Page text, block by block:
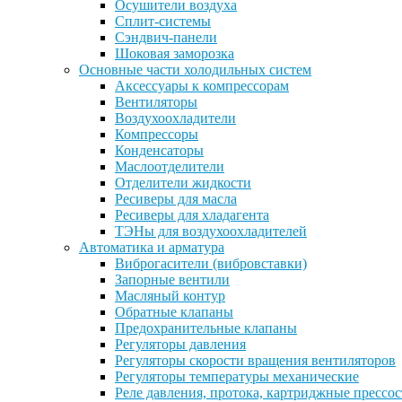
Осушители воздуха
Сплит-системы
Сэндвич-панели
Шоковая заморозка
Основные части холодильных систем
Аксессуары к компрессорам
Вентиляторы
Воздухоохладители
Компрессоры
Конденсаторы
Маслоотделители
Отделители жидкости
Ресиверы для масла
Ресиверы для хладагента
ТЭНы для воздухоохладителей
Автоматика и арматура
Виброгасители (вибровставки)
Запорные вентили
Масляный контур
Обратные клапаны
Предохранительные клапаны
Регуляторы давления
Регуляторы скорости вращения вентиляторов
Регуляторы температуры механические
Реле давления, протока, картриджные